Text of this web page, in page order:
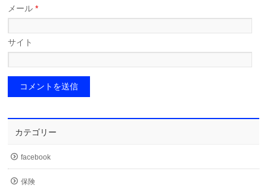
メール*
サイト
カテゴリー
facebook
保険